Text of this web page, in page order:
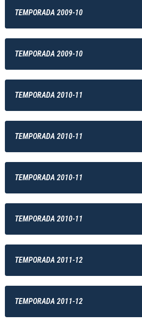
TEMPORADA 2009-10
TEMPORADA 2009-10
TEMPORADA 2010-11
TEMPORADA 2010-11
TEMPORADA 2010-11
TEMPORADA 2010-11
TEMPORADA 2011-12
TEMPORADA 2011-12